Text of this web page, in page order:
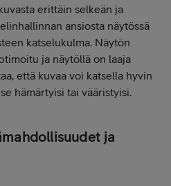
erittäin selkeän ja
ansiosta näytössä
katselukulma. Näytön
ja näytöllä on laaja
että kuvaa voi katsella hyvin
hämärtyisi tai vääristyisi.
ja